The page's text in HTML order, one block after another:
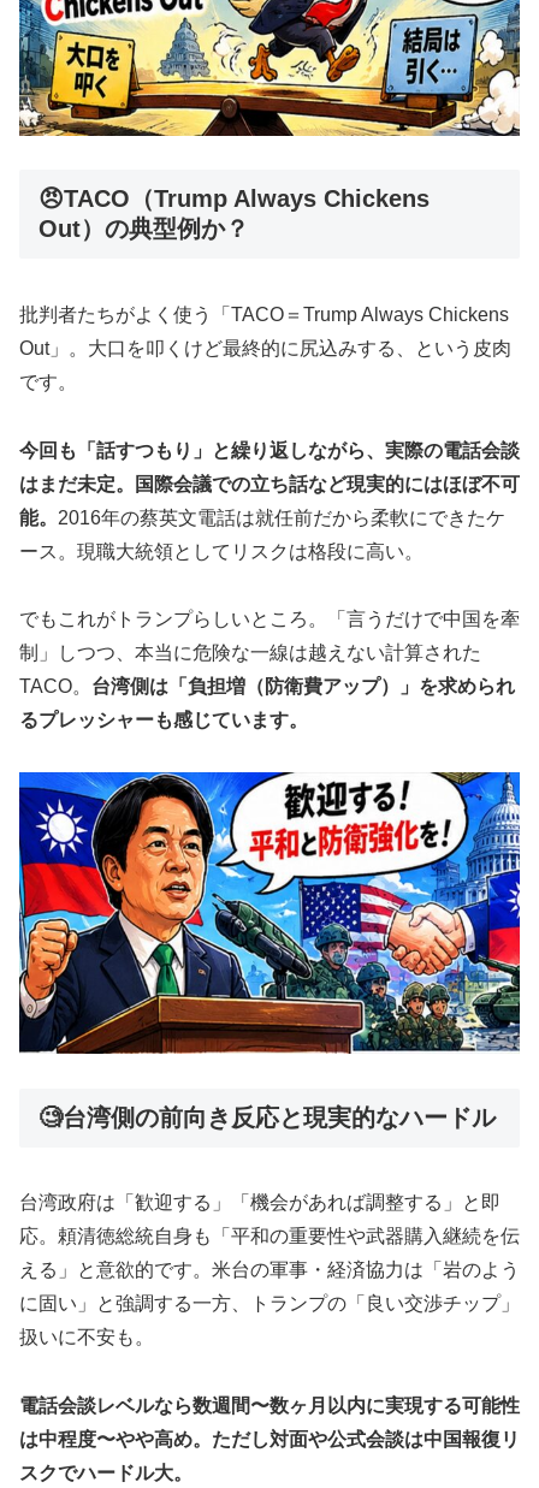
😠TACO（Trump Always Chickens
Out）の典型例か？
批判者たちがよく使う「TACO＝Trump Always Chickens
Out」。大口を叩くけど最終的に尻込みする、という皮肉
です。
今回も「話すつもり」と繰り返しながら、実際の電話会談
はまだ未定。国際会議での立ち話など現実的にはほぼ不可
能。 2016年の蔡英文電話は就任前だから柔軟にできたケ
ース。現職大統領としてリスクは格段に高い。
でもこれがトランプらしいところ。「言うだけで中国を牽
制」しつつ、本当に危険な一線は越えない計算された
TACO。 台湾側は「負担増（防衛費アップ）」を求められ
るプレッシャーも感じています。
🧐台湾側の前向き反応と現実的なハードル
台湾政府は「歓迎する」「機会があれば調整する」と即
応。頼清徳総統自身も「平和の重要性や武器購入継続を伝
える」と意欲的です。米台の軍事・経済協力は「岩のよう
に固い」と強調する一方、トランプの「良い交渉チップ」
扱いに不安も。
電話会談レベルなら数週間〜数ヶ月以内に実現する可能性
は中程度〜やや高め。ただし対面や公式会談は中国報復リ
スクでハードル大。